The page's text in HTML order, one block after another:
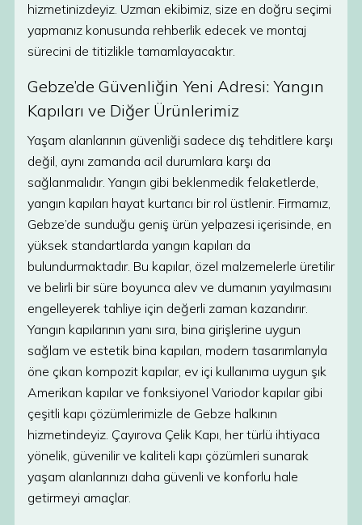
hizmetinizdeyiz. Uzman ekibimiz, size en doğru seçimi
yapmanız konusunda rehberlik edecek ve montaj
sürecini de titizlikle tamamlayacaktır.
Gebze’de Güvenliğin Yeni Adresi: Yangın
Kapıları ve Diğer Ürünlerimiz
Yaşam alanlarının güvenliği sadece dış tehditlere karşı
değil, aynı zamanda acil durumlara karşı da
sağlanmalıdır. Yangın gibi beklenmedik felaketlerde,
yangın kapıları hayat kurtarıcı bir rol üstlenir. Firmamız,
Gebze’de sunduğu geniş ürün yelpazesi içerisinde, en
yüksek standartlarda yangın kapıları da
bulundurmaktadır. Bu kapılar, özel malzemelerle üretilir
ve belirli bir süre boyunca alev ve dumanın yayılmasını
engelleyerek tahliye için değerli zaman kazandırır.
Yangın kapılarının yanı sıra, bina girişlerine uygun
sağlam ve estetik bina kapıları, modern tasarımlarıyla
öne çıkan kompozit kapılar, ev içi kullanıma uygun şık
Amerikan kapılar ve fonksiyonel Variodor kapılar gibi
çeşitli kapı çözümlerimizle de Gebze halkının
hizmetindeyiz. Çayırova Çelik Kapı, her türlü ihtiyaca
yönelik, güvenilir ve kaliteli kapı çözümleri sunarak
yaşam alanlarınızı daha güvenli ve konforlu hale
getirmeyi amaçlar.